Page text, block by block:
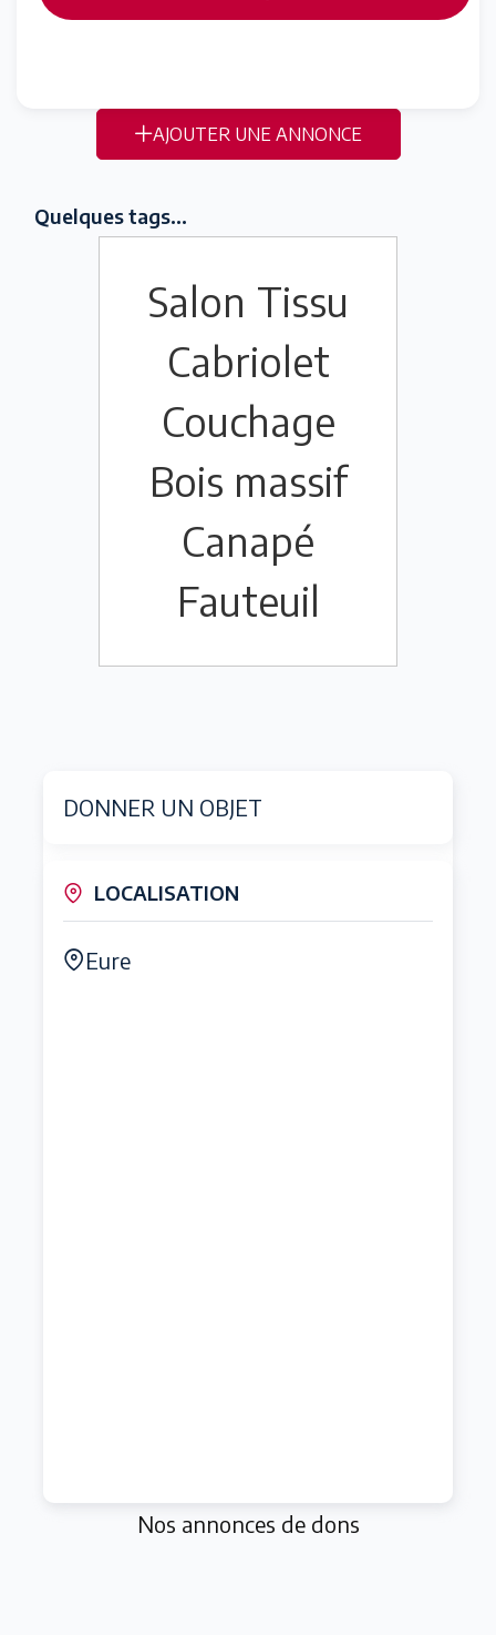
AJOUTER UNE ANNONCE
Quelques tags...
Salon Tissu
Cabriolet
Couchage
Bois massif
Canapé
Fauteuil
DONNER UN OBJET
LOCALISATION
Eure
Nos annonces de dons